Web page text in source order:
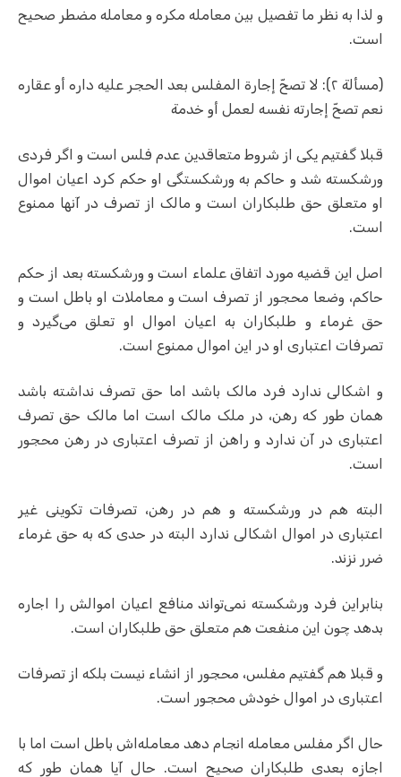
و لذا به نظر ما تفصیل بین معامله مکره و معامله مضطر صحیح
است.
(مسألة ۲): لا تصحّ إجارة المفلس بعد الحجر عليه داره أو عقاره
نعم تصحّ إجارته نفسه لعمل أو خدمة
قبلا گفتیم یکی از شروط متعاقدین عدم فلس است و اگر فردی
ورشکسته شد و حاکم به ورشکستگی او حکم کرد اعیان اموال
او متعلق حق طلبکاران است و مالک از تصرف در آنها ممنوع
است.
اصل این قضیه مورد اتفاق علماء است و ورشکسته بعد از حکم
حاکم، وضعا محجور از تصرف است و معاملات او باطل است و
حق غرماء و طلبکاران به اعیان اموال او تعلق می‌گیرد و
تصرفات اعتباری او در این اموال ممنوع است.
و اشکالی ندارد فرد مالک باشد اما حق تصرف نداشته باشد
همان طور که رهن، در ملک مالک است اما مالک حق تصرف
اعتباری در آن ندارد و راهن از تصرف اعتباری در رهن محجور
است.
البته هم در ورشکسته و هم در رهن، تصرفات تکوینی غیر
اعتباری در اموال اشکالی ندارد البته در حدی که به حق غرماء
ضرر نزند.
بنابراین فرد ورشکسته نمی‌تواند منافع اعیان اموالش را اجاره
بدهد چون این منفعت هم متعلق حق طلبکاران است.
و قبلا هم گفتیم مفلس، محجور از انشاء‌ نیست بلکه از تصرفات
اعتباری در اموال خودش محجور است.
حال اگر مفلس معامله انجام دهد معامله‌اش باطل است اما با
اجازه بعدی طلبکاران صحیح است. حال آیا همان طور که